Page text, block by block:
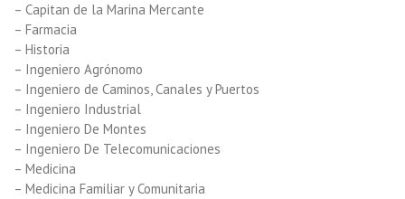
– Capitan de la Marina Mercante
– Farmacia
– Historia
– Ingeniero Agrónomo
– Ingeniero de Caminos, Canales y Puertos
– Ingeniero Industrial
– Ingeniero De Montes
– Ingeniero De Telecomunicaciones
– Medicina
– Medicina Familiar y Comunitaria